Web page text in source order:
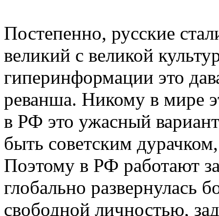
Постепенно, русские
великий с великой
гиперинформации это
реванша. Никому в мире
в РФ это ужасный
быть советским
Поэтому в РФ работают
глобально развернулась
свободной личностью,